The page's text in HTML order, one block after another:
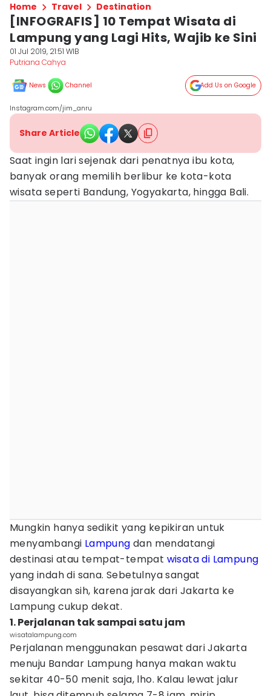
Home Travel Destination
[INFOGRAFIS] 10 Tempat Wisata di
Lampung yang Lagi Hits, Wajib ke Sini
01 Jul 2019, 21:51 WIB
Putriana Cahya
News Channel Add Us on Google
Instagram.com/jim_anru
Share Article
Saat ingin lari sejenak dari penatnya ibu kota,
banyak orang memilih berlibur ke kota-kota
wisata seperti Bandung, Yogyakarta, hingga Bali.
Mungkin hanya sedikit yang kepikiran untuk
menyambangi Lampung dan mendatangi
destinasi atau tempat-tempat wisata di Lampung
yang indah di sana. Sebetulnya sangat
disayangkan sih, karena jarak dari Jakarta ke
Lampung cukup dekat.
1. Perjalanan tak sampai satu jam
wisatalampung.com
Perjalanan menggunakan pesawat dari Jakarta
menuju Bandar Lampung hanya makan waktu
sekitar 40-50 menit saja, lho. Kalau lewat jalur